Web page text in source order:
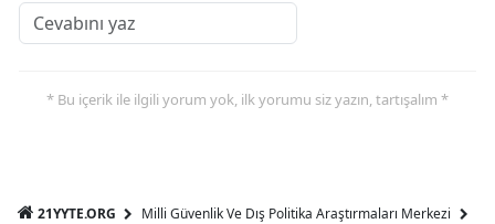
* Bu içerik ile ilgili yorum yok, ilk yorumu siz yazın, tartışalım *
21YYTE.ORG
Milli Güvenlik Ve Dış Politika Araştırmaları Merkezi